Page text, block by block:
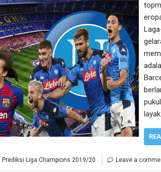
Prediksi Liga Champions 2019/20 Leave a